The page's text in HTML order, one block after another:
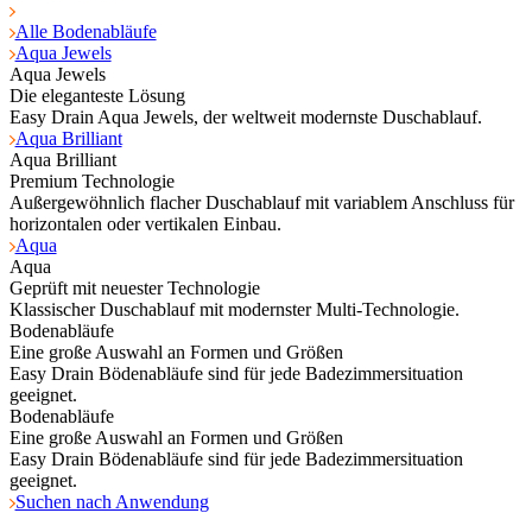
Alle Bodenabläufe
Aqua Jewels
Aqua Jewels
Die eleganteste Lösung
Easy Drain Aqua Jewels, der weltweit modernste Duschablauf.
Aqua Brilliant
Aqua Brilliant
Premium Technologie
Außergewöhnlich flacher Duschablauf mit variablem Anschluss für
horizontalen oder vertikalen Einbau.
Aqua
Aqua
Geprüft mit neuester Technologie
Klassischer Duschablauf mit modernster Multi-Technologie.
Bodenabläufe
Eine große Auswahl an Formen und Größen
Easy Drain Bödenabläufe sind für jede Badezimmersituation
geeignet.
Bodenabläufe
Eine große Auswahl an Formen und Größen
Easy Drain Bödenabläufe sind für jede Badezimmersituation
geeignet.
Suchen nach Anwendung